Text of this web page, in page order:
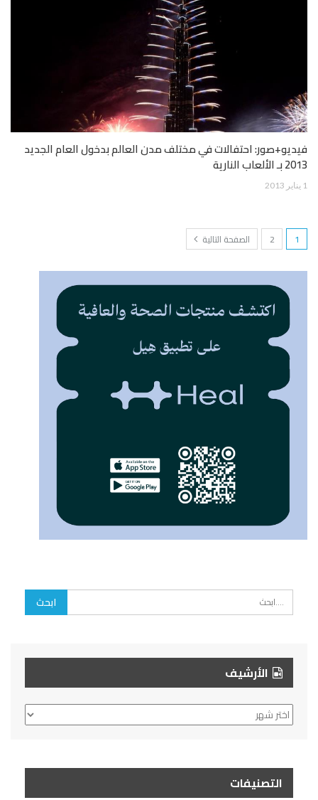
فيديو+صور: احتفالات في مختلف مدن العالم بدخول العام الجديد
2013 بـ الألعاب النارية
1 يناير 2013
1
2 الصفحة التالية
الأرشيف
الأرشيف
التصنيفات